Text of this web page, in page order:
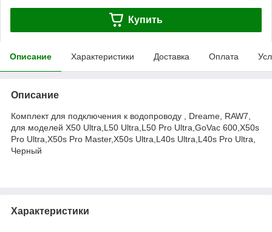
Купить
Описание Характеристики Доставка Оплата
Описание
Комплект для подключения к водопроводу , Dreame, RAW7,
для моделей X50 Ultra,L50 Ultra,L50 Pro Ultra,GoVac 600,X50s
Pro Ultra,X50s Pro Master,X50s Ultra,L40s Ultra,L40s Pro Ultra,
Черный
Характеристики